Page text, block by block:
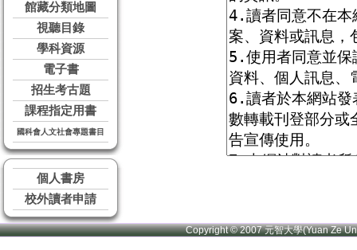
館藏分類地圖
視聽目錄
學科資源
電子書
招生考古題
課程指定用書
國科會人文社會專題書目
個人書房
校外讀者申請
Copyright © 2007 元智大學(Yuan Ze